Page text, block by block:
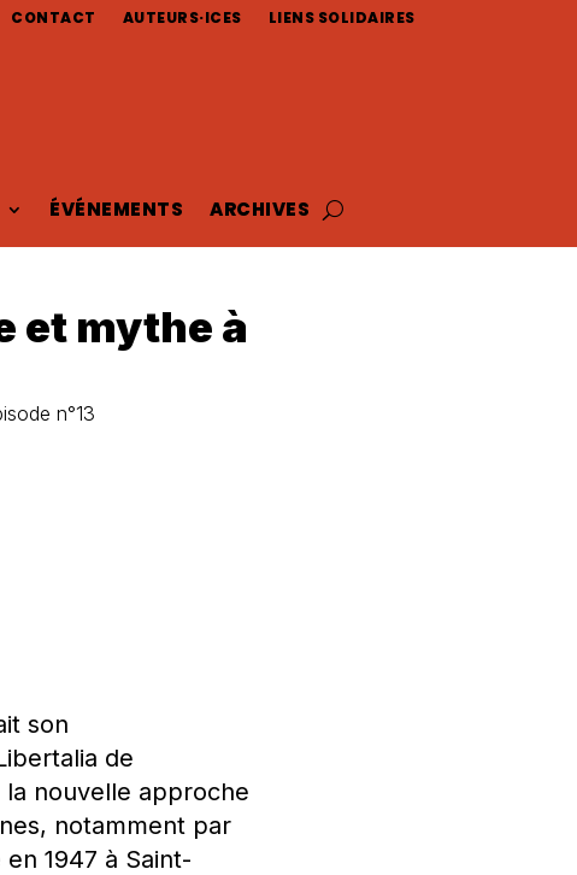
CONTACT AUTEURS·ICES LIENS SOLIDAIRES
ÉVÉNEMENTS ARCHIVES
et mythe à
n°13
son
de
nouvelle approche
notamment par
1947 à Saint-